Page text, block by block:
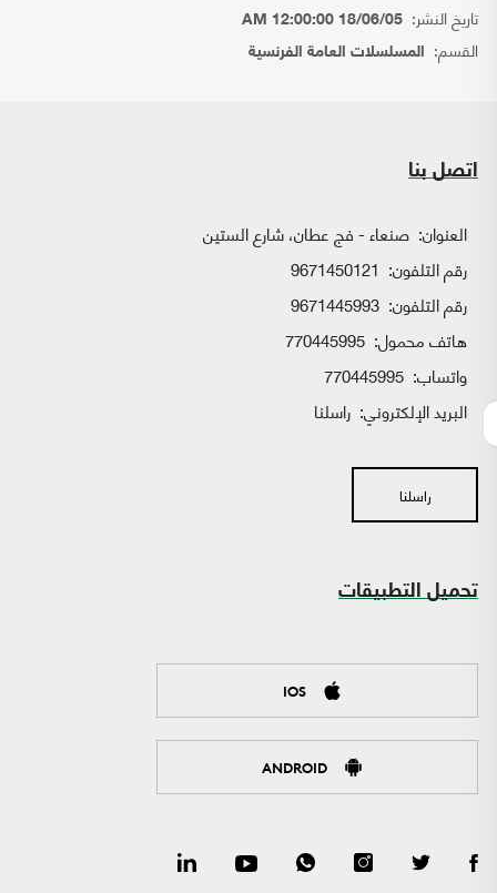
تاريخ النشر: 18/06/05 12:00:00 AM
القسم: المسلسلات العامة الفرنسية
اتصل بنا
العنوان: صنعاء - فج عطان، شارع الستين
رقم التلفون: 9671450121
رقم التلفون: 9671445993
هاتف محمول: 770445995
واتساب:
البريد الإلكتروني: راسلنا
راسلنا
تحميل التطبيقات
IOS
ANDROID